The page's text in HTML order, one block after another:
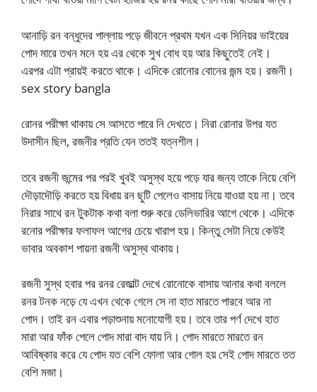
আনাড়ি রন বন্ধুদের পাল্লায় পড়ে জীবনে প্রথম যখন এক সিনিয়র ভাইয়ের
পোদ মারে তখন মনে হয় এর থেকে সুখ বোধ হয় আর কিছুতেই নেই।
এরপর এটা প্রায়ই করতে থাকে। এদিকে রোনোর বোনের জন্ম হয়। রজনী।
sex story bangla
রোনর পরীক্ষা থাকায় সে আসতে পারে নি দেখতে। নিরা রোনার উপর যত
উদাসীন ছিল, রজনীর প্রতি যেন ততই যত্নশীল।
তবে রজনী জন্মের পর পরই খুবই অসুস্থ হয়ে পড়ে যার জন্য তাকে নিয়ে বেশি
দৌড়াদৌড়ি করতে হয় বিধায় রন ছুটি পেলেও বাসায় নিয়ে যাওয়া হয় না। তবে
নিরার সাথে রন টুকটাক কথা বলা শুরু করে ডেলিভারির আগে থেকে। এদিকে
রনোর পরীক্ষার ফলাফল আগের চেয়ে খারাপ হয়। কিন্তু সেটা নিয়ে কেউই
ভাবার অবকাশ পায়না রজনী অসুস্থ থাকায়।
রজনী সুস্থ হবার পর রনর রেজাল্ট দেখে রোনোকে বাসায় আনার কথা বললে
রনর টনক নড়ে যে এখন থেকে গেলে সে না হাত মারতে পারবে আর না
পোদ। তাই রন এবার পড়াশুনায় মনোযোগী হয়। তবে তার পর্ণ দেখে হাত
মারা আর ফাঁক পেলে পোদ মারা বাদ যায় নি। পোদ মারতে মারতে রন
আবিষ্কার করে যে পোদ যত বেশি ফোলা আর গোল হয় সেই পোদ মারতে তত
বেশি মজা।